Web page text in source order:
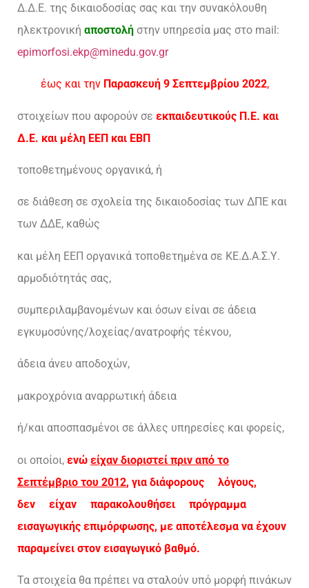
Δ.Δ.Ε. της δικαιοδοσίας σας και την συνακόλουθη
ηλεκτρονική αποστολή στην υπηρεσία μας στο mail:
epimorfosi.ekp@minedu.gov.gr
έως και την Παρασκευή 9 Σεπτεμβρίου 2022,
στοιχείων που αφορούν σε εκπαιδευτικούς Π.Ε. και
Δ.Ε. και μέλη ΕΕΠ και ΕΒΠ
τοποθετημένους οργανικά, ή
σε διάθεση σε σχολεία της δικαιοδοσίας των ΔΠΕ και
των ΔΔΕ, καθώς
και μέλη ΕΕΠ οργανικά τοποθετημένα σε ΚΕ.Δ.Α.Σ.Υ.
αρμοδιότητάς σας,
συμπεριλαμβανομένων και όσων είναι σε άδεια
εγκυμοσύνης/λοχείας/ανατροφής τέκνου,
άδεια άνευ αποδοχών,
μακροχρόνια αναρρωτική άδεια
ή/και αποσπασμένοι σε άλλες υπηρεσίες και φορείς,
οι οποίοι, ενώ είχαν διοριστεί πριν από το
Σεπτέμβριο του 2012, για διάφορους λόγους,
δεν είχαν παρακολουθήσει πρόγραμμα
εισαγωγικής επιμόρφωσης, με αποτέλεσμα να έχουν
παραμείνει στον εισαγωγικό βαθμό.
Τα στοιχεία θα πρέπει να σταλούν υπό μορφή πινάκων